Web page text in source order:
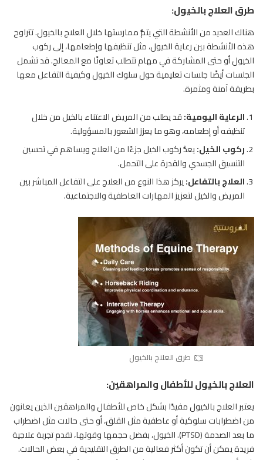
طرق العلاج بالخيول:
هناك العديد من الأنشطة التي يتمُّ ممارستها خلال العلاج بالخيول. تتراوح
هذه الأنشطة بين رعايةالخيول، مثل تنظيفها وإطعامها، إلى ركوب
الخيول أو حتى المشاركة في مهام تتطلب تعاونًا مع المعالج. قد تشمل
الجلسات أيضًا جلسات تعليمية حول سلوك الخيول وكيفية التفاعل معها
بطريقة آمنة ومثمرة.
الرعاية اليومية:قد يطلب من المريض الاعتناء بالخيل من خلال
تنظيفه أو إطعامه، وهو ما يعزز الشعور بالمسؤولية.
ركوب الخيل:يعدُّ ركوب الخيل جزءًا من العلاج ويساهم في تحسين
التنسيق الجسدي والقدرة على التحمل.
العلاج بالتفاعل:يركز هذا النوع من العلاج على التفاعل المباشر بين
المريض والخيل لتعزيز المهارات العاطفية والاجتماعية.
طرق العلاج بالخيول
العلاج بالخيول للأطفال والمراهقين:
يعتبر العلاج بالخيول مفيدًا بشكل خاص للأطفال والمراهقين الذين يعانون
من اضطرابات سلوكية أو عاطفية مثل القلق، أو حتى حالات مثل اضطراب
ما بعد الصدمة (PTSD). الخيول، بفضل حجمها وقوتها، تقدم تجربة علاجية
فريدة يمكن أن تكون أكثر فعالية من الطرق التقليدية في بعض الحالات.